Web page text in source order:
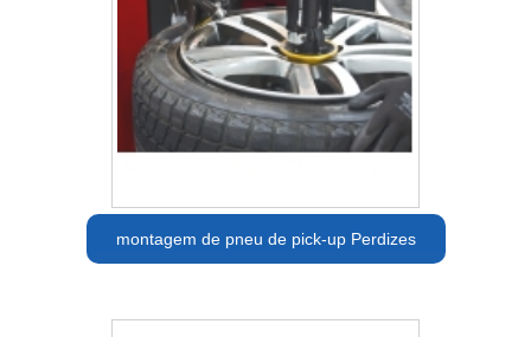
montagem de pneu de pick-up Perdizes